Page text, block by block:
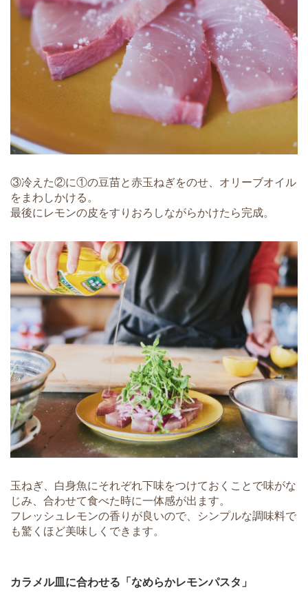
③冷えた②に①の豆苗と赤玉ねぎをのせ、オリーブオイル
をまわしかける。
最後にレモンの皮をすりおろしながらかけたら完成。
玉ねぎ、白身魚にそれぞれ下味をつけておくことで味がな
じみ、合わせて食べた時に一体感が出ます。
フレッシュレモンの香りが良いので、シンプルな調味料で
も驚くほど美味しくできます。
カラメル皿に合わせる「なめらかレモンパスタ」